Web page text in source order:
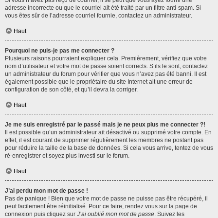
adresse incorrecte ou que le courriel ait été traité par un filtre anti-spam. Si
vous êtes sûr de l’adresse courriel fournie, contactez un administrateur.
Haut
Pourquoi ne puis-je pas me connecter ?
Plusieurs raisons pourraient expliquer cela. Premièrement, vérifiez que votre
nom d’utilisateur et votre mot de passe soient corrects. S’ils le sont, contactez
un administrateur du forum pour vérifier que vous n’avez pas été banni. Il est
également possible que le propriétaire du site Internet ait une erreur de
configuration de son côté, et qu’il devra la corriger.
Haut
Je me suis enregistré par le passé mais je ne peux plus me connecter ?!
Il est possible qu’un administrateur ait désactivé ou supprimé votre compte. En
effet, il est courant de supprimer régulièrement les membres ne postant pas
pour réduire la taille de la base de données. Si cela vous arrive, tentez de vous
ré-enregistrer et soyez plus investi sur le forum.
Haut
J’ai perdu mon mot de passe !
Pas de panique ! Bien que votre mot de passe ne puisse pas être récupéré, il
peut facilement être réinitialisé. Pour ce faire, rendez vous sur la page de
connexion puis cliquez sur J’ai oublié mon mot de passe. Suivez les